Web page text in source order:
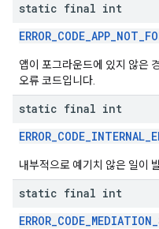
static final int
앱이 포그라운드에 있지 않은
오류 코드입니다.
static final int
내부적으로 예기치 않은 일이
static final int